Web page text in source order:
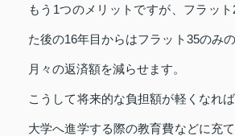
もう1つのメリットですが、フラッ
た後の16年目からはフラット35のみ
月々の返済額を減らせます。
こうして将来的な負担額が軽くなれ
大学へ進学する際の教育費などに充